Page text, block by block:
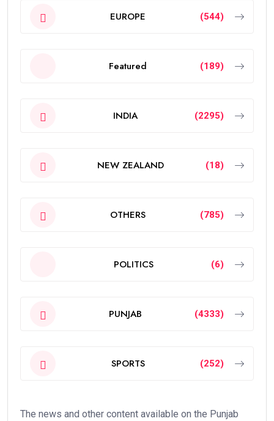
EUROPE (544)
Featured (189)
INDIA (2295)
NEW ZEALAND (18)
OTHERS (785)
POLITICS (6)
PUNJAB (4333)
SPORTS (252)
The news and other content available on the Punjab